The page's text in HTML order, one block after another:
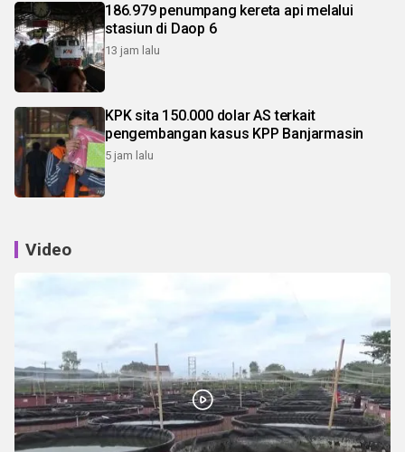
186.979 penumpang kereta api melalui
stasiun di Daop 6
13 jam lalu
KPK sita 150.000 dolar AS terkait
pengembangan kasus KPP Banjarmasin
5 jam lalu
Video